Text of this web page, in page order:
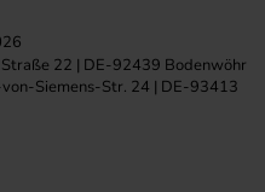
22 | DE-92439 Bodenwöhr
Siemens-Str. 24 | DE-93413